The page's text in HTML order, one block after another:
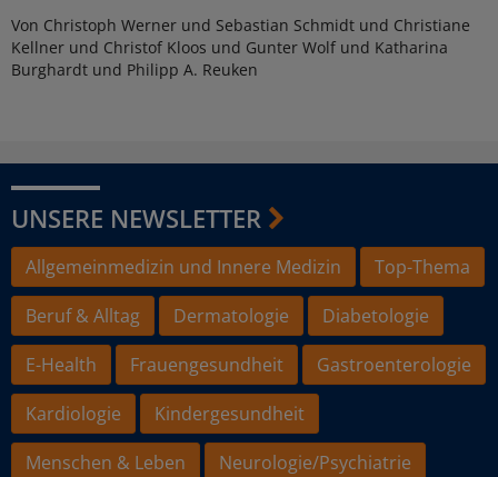
Von Christoph Werner und Sebastian Schmidt und Christiane
Kellner und Christof Kloos und Gunter Wolf und Katharina
Burghardt und Philipp A. Reuken
UNSERE NEWSLETTER
Allgemeinmedizin und Innere Medizin
Top-Thema
Beruf & Alltag
Dermatologie
Diabetologie
E-Health
Frauengesundheit
Gastroenterologie
Kardiologie
Kindergesundheit
Menschen & Leben
Neurologie/Psychiatrie